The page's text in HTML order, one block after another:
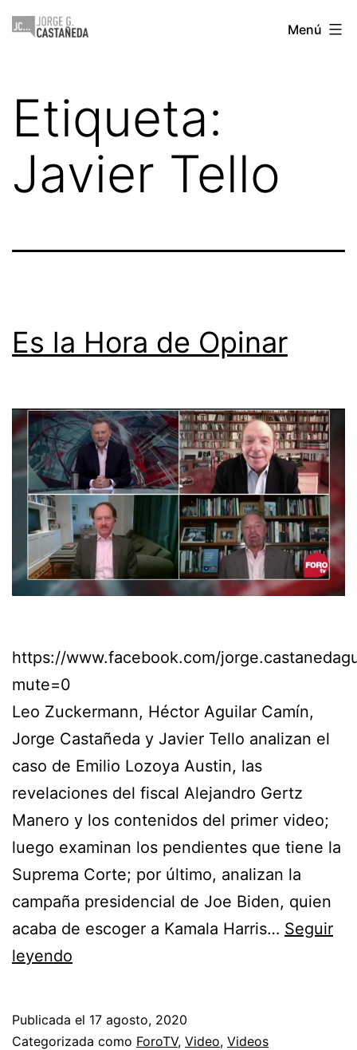
Saltar
Jorge
Menú
Etiqueta:
Javier Tello
Es la Hora de Opinar
https://www.facebook.com/
mute=0
Leo Zuckermann, Héctor Aguilar Camín,
Jorge Castañeda y Javier Tello analizan el
caso de Emilio Lozoya Austin, las
revelaciones del fiscal Alejandro Gertz
Manero y los contenidos del primer video;
luego examinan los pendientes que tiene la
Suprema Corte; por último, analizan la
campaña presidencial de Joe Biden, quien
acaba de escoger a Kamala Harris… Seguir
leyendo
de
Publicada el 17 agosto, 2020
Categorizada como ForoTV, Video, Videos